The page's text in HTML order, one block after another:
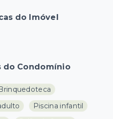
do Imóvel
do Condomínio
Piscina infantil